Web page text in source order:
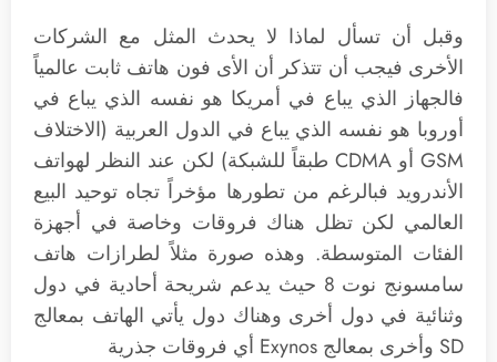
وقبل أن تسأل لماذا لا يحدث المثل مع الشركات
الأخرى فيجب أن تتذكر أن الأى فون هاتف ثابت عالمياً
فالجهاز الذي يباع في أمريكا هو نفسه الذي يباع في
أوروبا هو نفسه الذي يباع في الدول العربية (الاختلاف
GSM أو CDMA طبقاً للشبكة) لكن عند النظر لهواتف
الأندرويد فبالرغم من تطورها مؤخراً تجاه توحيد البيع
العالمي لكن تظل هناك فروقات وخاصة في أجهزة
الفئات المتوسطة. وهذه صورة مثلاً لطرازات هاتف
سامسونج نوت 8 حيث يدعم شريحة أحادية في دول
وثنائية في دول أخرى وهناك دول يأتي الهاتف بمعالج
SD وأخرى بمعالج Exynos أي فروقات جذرية